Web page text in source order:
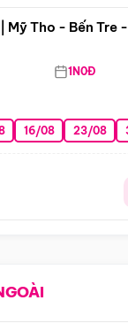
Mỹ Tho - Bến Tre
1N0Đ
16/08 23/08